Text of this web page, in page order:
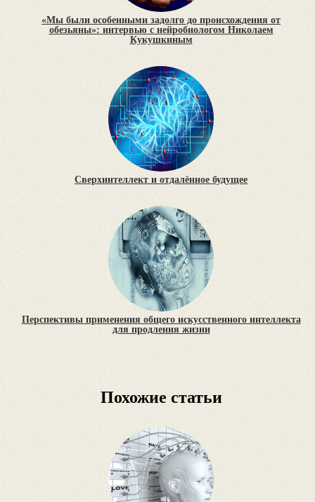
«Мы были особенными задолго до происхождения от
обезьяны»: интервью с нейробиологом Николаем
Кукушкиным
Сверхинтеллект и отдалённое будущее
Перспективы применения общего искусственного интеллекта
для продления жизни
Похожие статьи